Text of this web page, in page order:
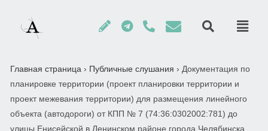
Главная страница › Публичные слушания › Документация по
планировке территории (проект планировки территории и
проект межевания территории) для размещения линейного
объекта (автодороги) от КПП № 7 (74:36:0302002:781) до
улицы Енисейской в Ленинском районе города Челябинска